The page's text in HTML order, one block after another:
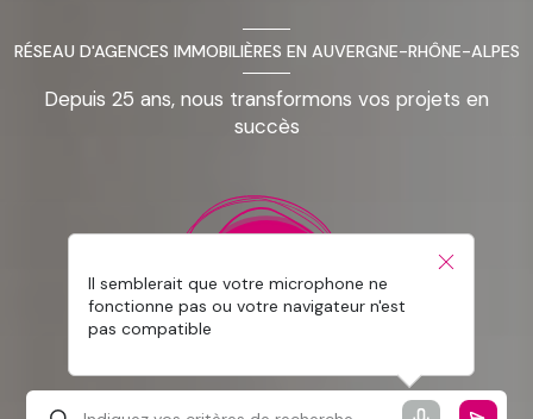
RÉSEAU D'AGENCES IMMOBILIÈRES EN AUVERGNE-RHÔNE-ALPES
Depuis 25 ans, nous transformons vos projets en
succès
Il semblerait que votre microphone ne
fonctionne pas ou votre navigateur n'est
pas compatible